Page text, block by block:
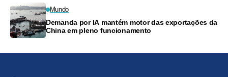
Mundo
Demanda por IA mantém motor das exportações da
China em pleno funcionamento